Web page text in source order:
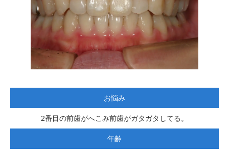
お悩み
2番目の前歯がへこみ前歯がガタガタしてる。
年齢